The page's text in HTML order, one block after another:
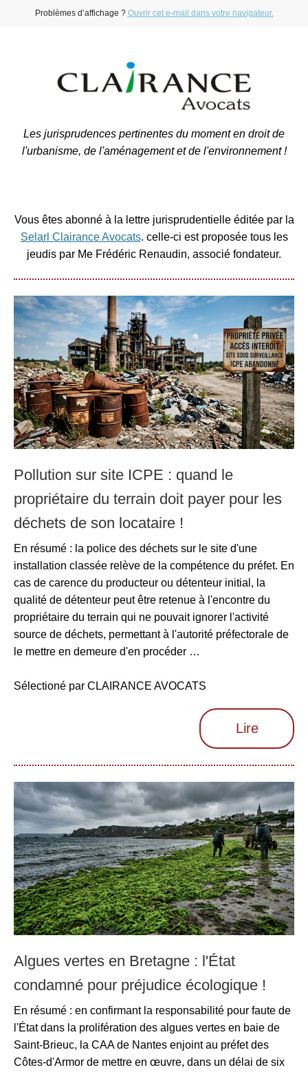
Problèmes d’affichage ? Ouvrir cet e-mail dans votre navigateur.
Les jurisprudences pertinentes du moment en droit de
l'urbanisme, de l'aménagement et de l'environnement !
Vous êtes abonné à la lettre jurisprudentielle éditée par la
Selarl Clairance Avocats. celle-ci est proposée tous les
jeudis par Me Frédéric Renaudin, associé fondateur.
Pollution sur site ICPE : quand le
propriétaire du terrain doit payer pour les
déchets de son locataire !
En résumé : la police des déchets sur le site d'une
installation classée relève de la compétence du préfet. En
cas de carence du producteur ou détenteur initial, la
qualité de détenteur peut être retenue à l'encontre du
propriétaire du terrain qui ne pouvait ignorer l'activité
source de déchets, permettant à l'autorité préfectorale de
le mettre en demeure d'en procéder …
Sélectioné par CLAIRANCE AVOCATS
Lire
Algues vertes en Bretagne : l'État
condamné pour préjudice écologique !
En résumé : en confirmant la responsabilité pour faute de
l'État dans la prolifération des algues vertes en baie de
Saint-Brieuc, la CAA de Nantes enjoint au préfet des
Côtes-d'Armor de mettre en œuvre, dans un délai de six